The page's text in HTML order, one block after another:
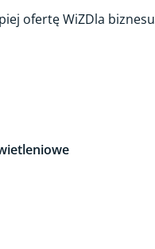
ofertę WiZDla biznesu